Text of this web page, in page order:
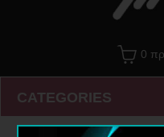
0
CATEGORIES